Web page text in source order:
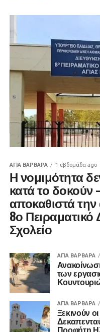
ΑΓΙΑ ΒΑΡΒΑΡΑ 1 εβδομάδα ago
Η νομιμότητα
κατά το
αποκαθιστά την
8ο Πειραματικό
Σχολείο
ΑΓΙΑ ΒΑΡΒΑΡΑ
των
ΑΓΙΑ ΒΑΡΒΑΡΑ
Ξεκινούν